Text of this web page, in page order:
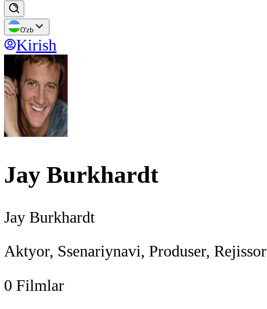
O'zb
Kirish
Jay Burkhardt
Jay Burkhardt
Aktyor, Ssenariynavi, Produser, Rejissor
0 Filmlar